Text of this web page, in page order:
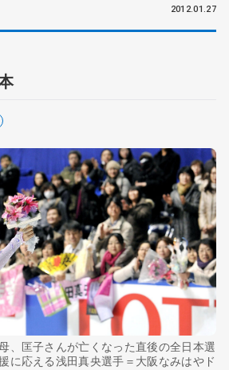
2012.01.27
、匡子さんが亡くなった直後の全日本選
に応える浅田真央選手＝大阪なみはやド